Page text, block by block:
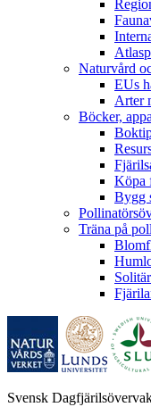
Naturvård
EUs
Arter
Böcker,
Köpa
Bygg
Träna på
Svensk